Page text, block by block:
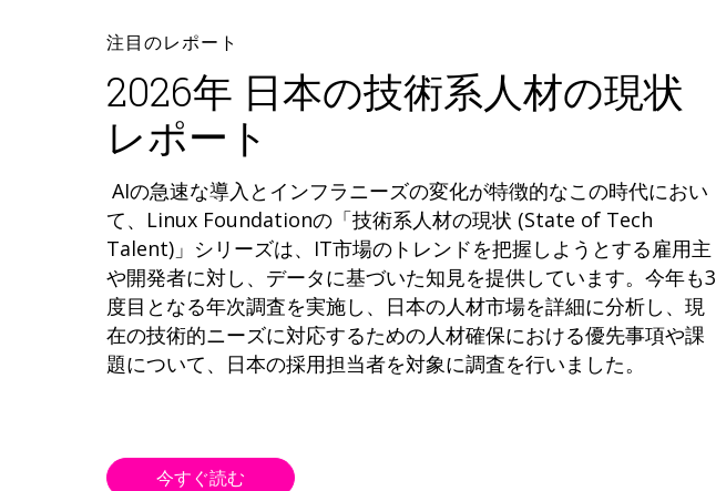
注目のレポート
2026年 日本の技術系人材の現状
レポート
AIの急速な導入とインフラニーズの変化が特徴的なこの時代におい
て、Linux Foundationの「技術系人材の現状 (State of Tech
Talent)」シリーズは、IT市場のトレンドを把握しようとする雇用主
や開発者に対し、データに基づいた知見を提供しています。今年も3
度目となる年次調査を実施し、日本の人材市場を詳細に分析し、現
在の技術的ニーズに対応するための人材確保における優先事項や課
題について、日本の採用担当者を対象に調査を行いました。
今すぐ読む